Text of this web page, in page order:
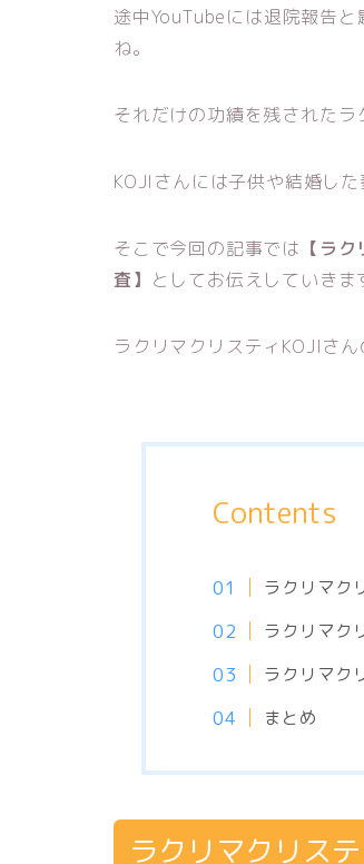
途中YouTubeには退院報告
ね。
それだけの功績を残されたラ
KOJIさんには子供や結婚し
そこで今回の記事では 【ラ
査】 としてお伝えしていきま
ラクリマクリスティKOJIさ
Contents
ラクリマク
ラクリマク
ラクリマク
まとめ
ラクリマクリス